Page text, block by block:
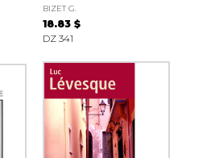
BIZET G.
18.83 $
DZ 341